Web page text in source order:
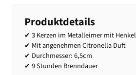
Produktdetails
✔ 3 Kerzen im Metalleimer mit Henkel
✔ Mit angenehmen Citronella Duft
✔ Durchmesser: 6,5cm
✔ 9 Stunden Brenndauer